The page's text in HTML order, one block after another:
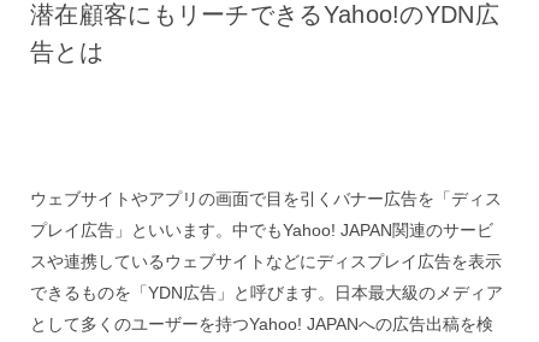
潜在顧客にもリーチできるYahoo!のYDN広
告とは
ウェブサイトやアプリの画面で目を引くバナー広告を「ディス
プレイ広告」といいます。中でもYahoo! JAPAN関連のサービ
スや連携しているウェブサイトなどにディスプレイ広告を表示
できるものを「YDN広告」と呼びます。日本最大級のメディア
として多くのユーザーを持つYahoo! JAPANへの広告出稿を検